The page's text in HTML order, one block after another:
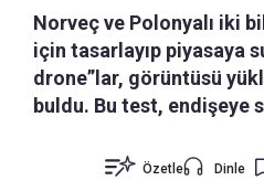
Norveç ve Polonyalı iki
için tasarlayıp piyasaya
drone”lar, görüntüsü
buldu. Bu test, endişeye
Özetle Dinle